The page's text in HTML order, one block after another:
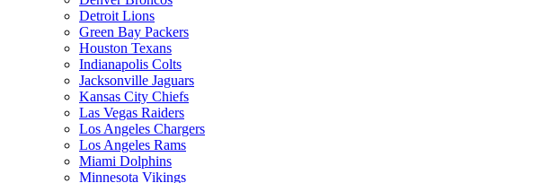
Detroit Lions
Green Bay Packers
Houston Texans
Indianapolis Colts
Jacksonville Jaguars
Kansas City Chiefs
Las Vegas Raiders
Los Angeles Chargers
Los Angeles Rams
Miami Dolphins
Minnesota Vikings